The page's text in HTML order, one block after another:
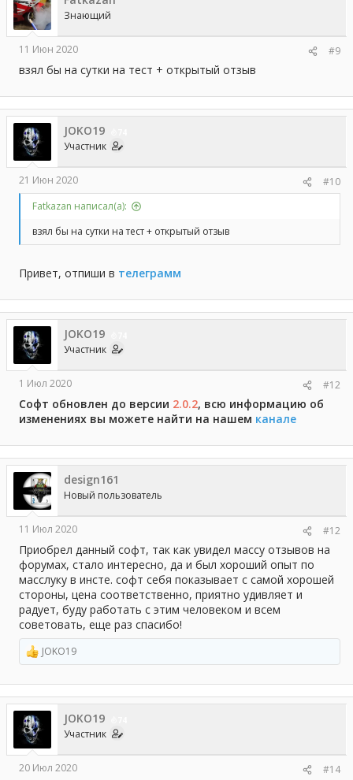
Знающий
11 Июн 2020 #9
взял бы на сутки на тест + открытый отзыв
JOKO19
Участник
21 Июн 2020
#10
Fatkazan написал(а):
взял бы на сутки на тест + открытый отзыв
Привет, отпиши в телеграмм
JOKO19
Участник
1 Июл 2020 #12
Софт обновлен до версии 2.0.2, всю информацию об
изменениях вы можете найти на нашем канале
design161
Новый пользователь
11 Июл 2020 #12
Приобрел данный софт, так как увидел массу отзывов на
форумах, стало интересно, да и был хороший опыт по
масслуку в инсте. софт себя показывает с самой хорошей
стороны, цена соответственно, приятно удивляет и
радует, буду работать с этим человеком и всем
советовать, еще раз спасибо!
Р
е
а
к
ц
и
и
:
JOKO19
JOKO19
Участник
20 Июл 2020 #14